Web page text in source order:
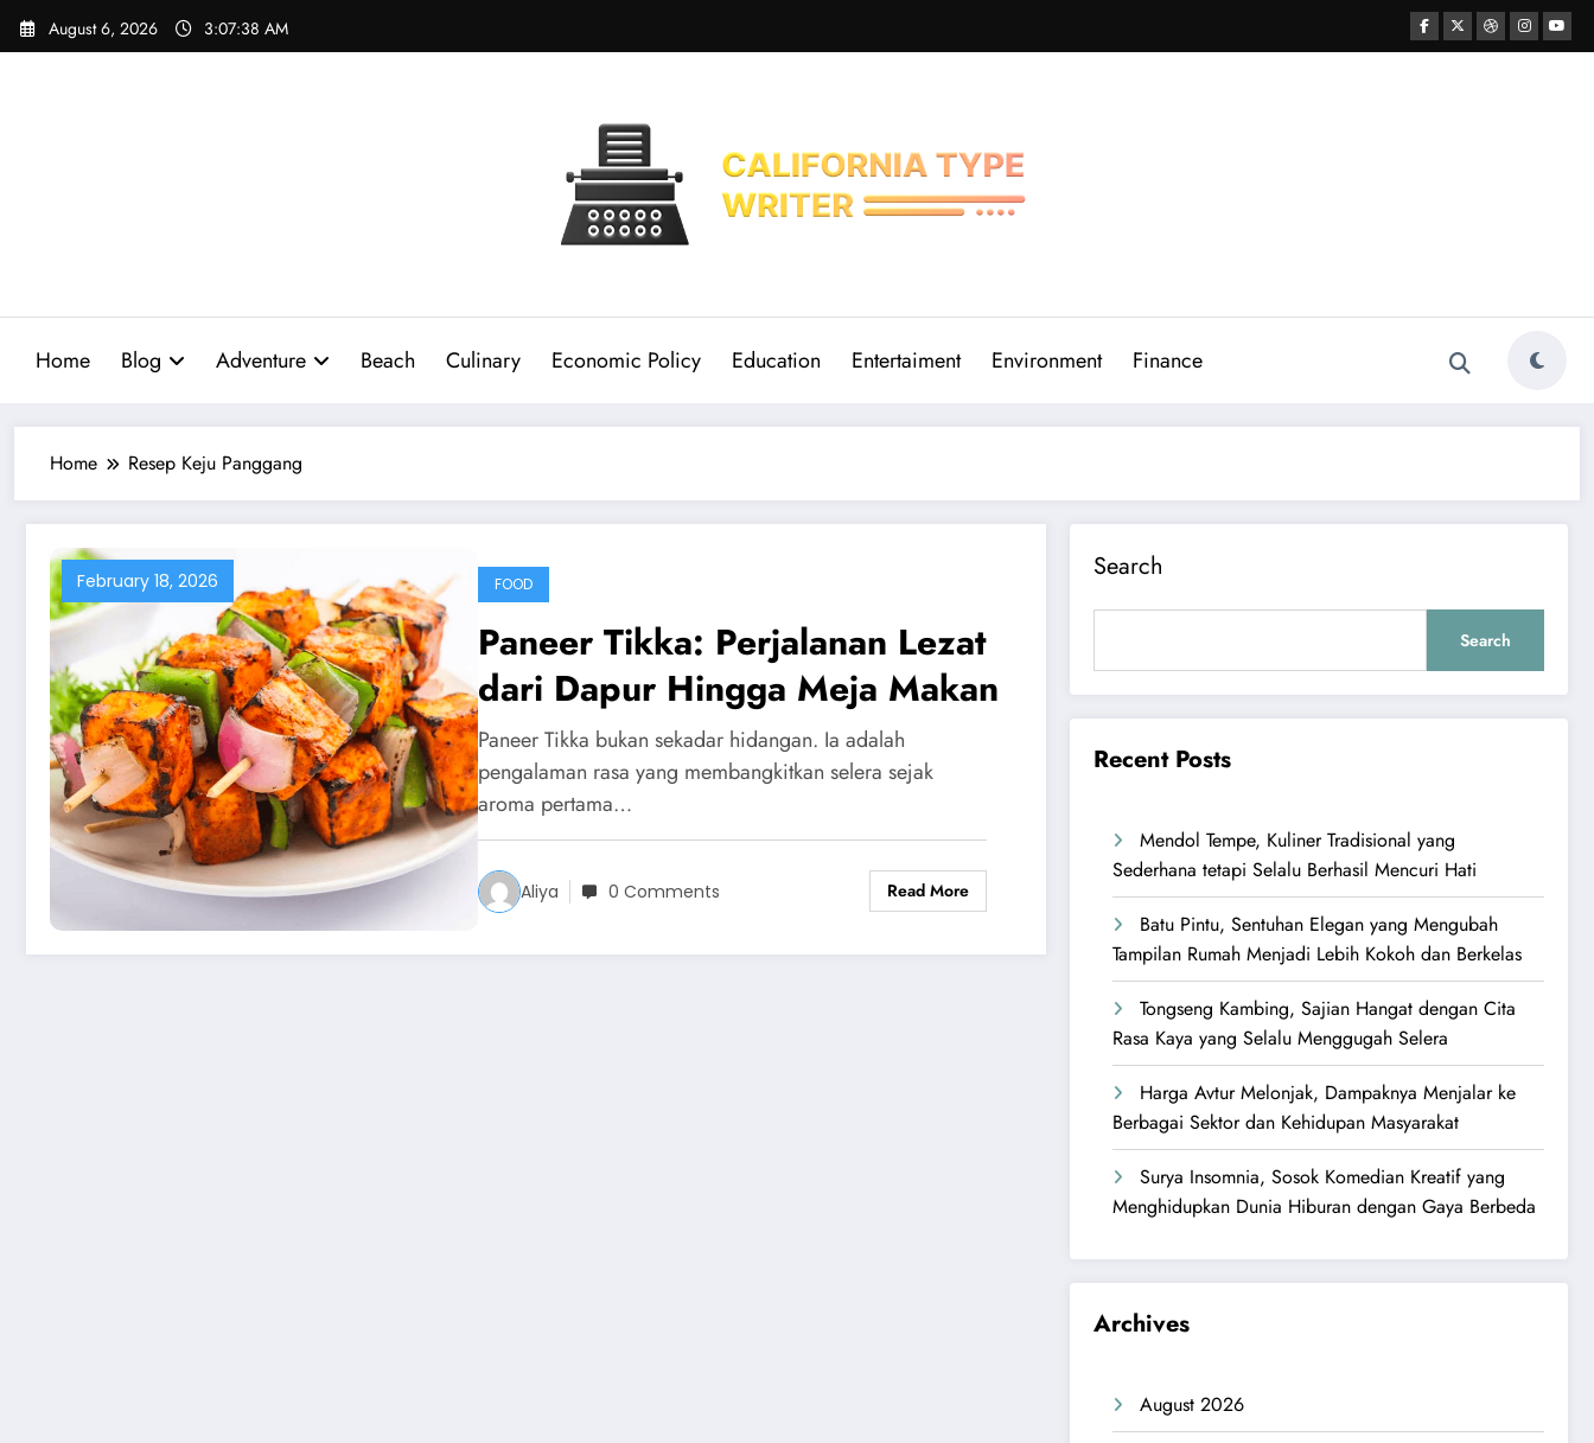
Skip
August 6, 2026 3:07:39 AM
Home Blog Adventure Beach Culinary Economic Policy Education Entertaiment Environment Finance
Home Resep Keju Panggang
February 18, 2026 FOOD
Paneer Tikka: Perjalanan Lezat
dari Dapur Hingga Meja Makan
Paneer Tikka bukan sekadar hidangan. Ia adalah
pengalaman rasa yang membangkitkan selera sejak
aroma pertama…
Aliya 0 Comments Read More
Search
Search
Recent Posts
Mendol Tempe, Kuliner Tradisional yang
Sederhana tetapi Selalu Berhasil Mencuri Hati
Batu Pintu, Sentuhan Elegan yang Mengubah
Tampilan Rumah Menjadi Lebih Kokoh dan Berkelas
Tongseng Kambing, Sajian Hangat dengan Cita
Rasa Kaya yang Selalu Menggugah Selera
Harga Avtur Melonjak, Dampaknya Menjalar ke
Berbagai Sektor dan Kehidupan Masyarakat
Surya Insomnia, Sosok Komedian Kreatif yang
Menghidupkan Dunia Hiburan dengan Gaya Berbeda
Archives
August 2026